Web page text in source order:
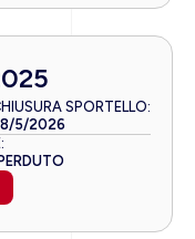
SPORTELLO:
5/2026